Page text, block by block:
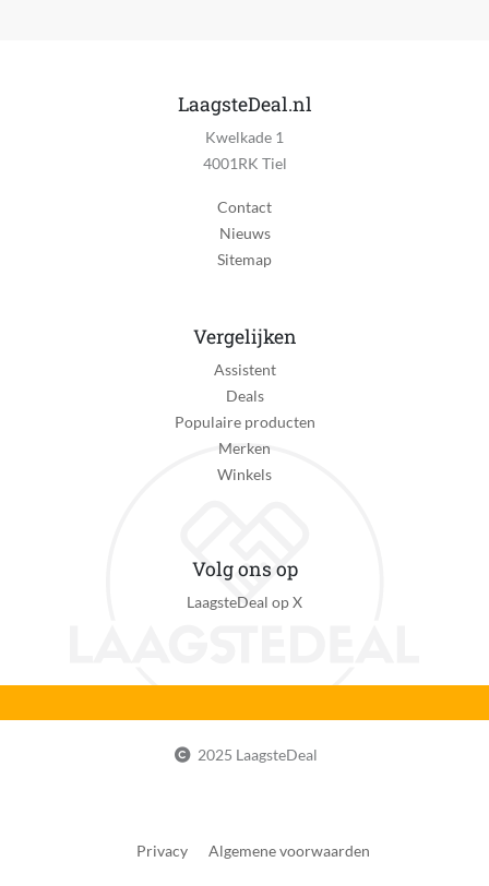
LaagsteDeal.nl
Kwelkade 1
4001RK Tiel
Contact
Nieuws
Sitemap
Vergelijken
Assistent
Deals
Populaire producten
Merken
Winkels
Volg ons op
LaagsteDeal op X
2025 LaagsteDeal
Privacy Algemene voorwaarden